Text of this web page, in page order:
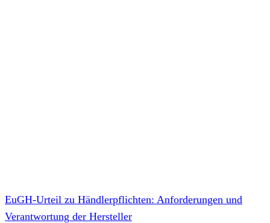
EuGH-Urteil zu Händlerpflichten: Anforderungen und
Verantwortung der Hersteller